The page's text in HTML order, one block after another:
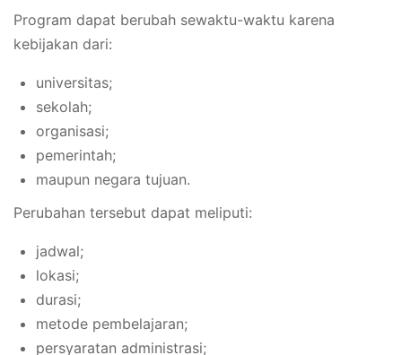
Program dapat berubah sewaktu-waktu karena
kebijakan dari:
universitas;
sekolah;
organisasi;
pemerintah;
maupun negara tujuan.
Perubahan tersebut dapat meliputi:
jadwal;
lokasi;
durasi;
metode pembelajaran;
persyaratan administrasi;